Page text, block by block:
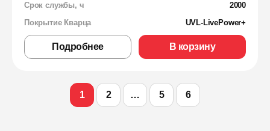
Срок службы, ч
2000
Покрытие Кварца
UVL-LivePower+
Подробнее В корзину
1 2 … 5 6